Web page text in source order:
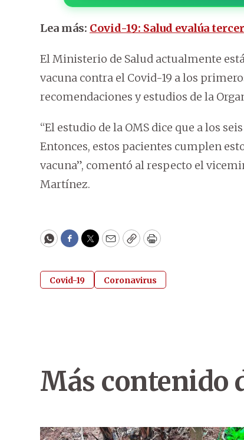
Lea más: Covid-19: Salud evalúa
El Ministerio de Salud actualmente
vacuna contra el Covid-19 a los
recomendaciones y estudios de la
“El estudio de la OMS dice que a los
Entonces, estos pacientes cumplen
vacuna”, comentó al respecto el
Martínez.
WhatsApp
Facebook
Twitter
EmailCopyPrint
Covid-19 Coronavirus
Más contenido